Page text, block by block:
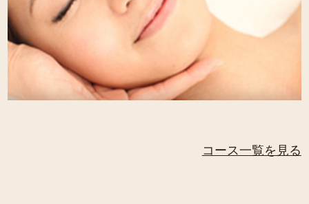
コース一覧を見る